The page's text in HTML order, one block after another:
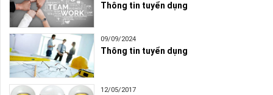
Thông tin tuyển dụng
09/09/2024
Thông tin tuyển dụng
12/05/2017